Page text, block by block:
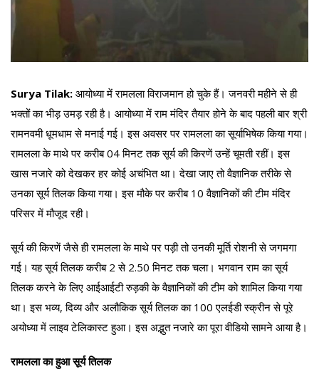
Surya Tilak: आयोध्या में रामलला विराजमान हो चुके हैं। जनवरी महीने से ही
भक्तों का भीड़ उमड़ रही है। आयोध्या में राम मंदिर तैयार होने के बाद पहली बार श्री
रामनवमी धूमधाम से मनाई गई। इस अवसर पर रामलला का सूर्याभिषेक किया गया।
रामलला के माथे पर करीब 04 मिनट तक सूर्य की किरणें उन्हें चूमती रहीं। इस
खास नजारे को देखकर हर कोई अचंभित था। देखा जाए तो वैज्ञानिक तरीके से
उनका सूर्य तिलक किया गया। इस मौके पर करीब 10 वैज्ञानिकों की टीम मंदिर
परिसर में मौजूद रही।
सूर्य की किरणें जैसे ही रामलला के माथे पर पड़ी तो उनकी मूर्ति रोशनी से जगमगा
गई। यह सूर्य तिलक करीब 2 से 2.50 मिनट तक चला। भगवान राम का सूर्य
तिलक करने के लिए आईआईटी रुड़की के वैज्ञानिकों की टीम को शामिल किया गया
था। इस भव्य, दिव्य और अलौकिक सूर्य तिलक का 100 एलईडी स्क्रीन से पूरे
अयोध्या में लाइव टेलिकास्ट हुआ। इस अद्भुत नजारे का पूरा वीडियो सामने आया है।
रामलला का हुआ सूर्य तिलक